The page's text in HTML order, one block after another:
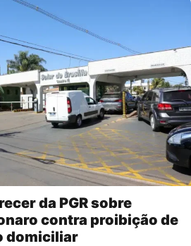
da PGR sobre
contra proibição de
domiciliar